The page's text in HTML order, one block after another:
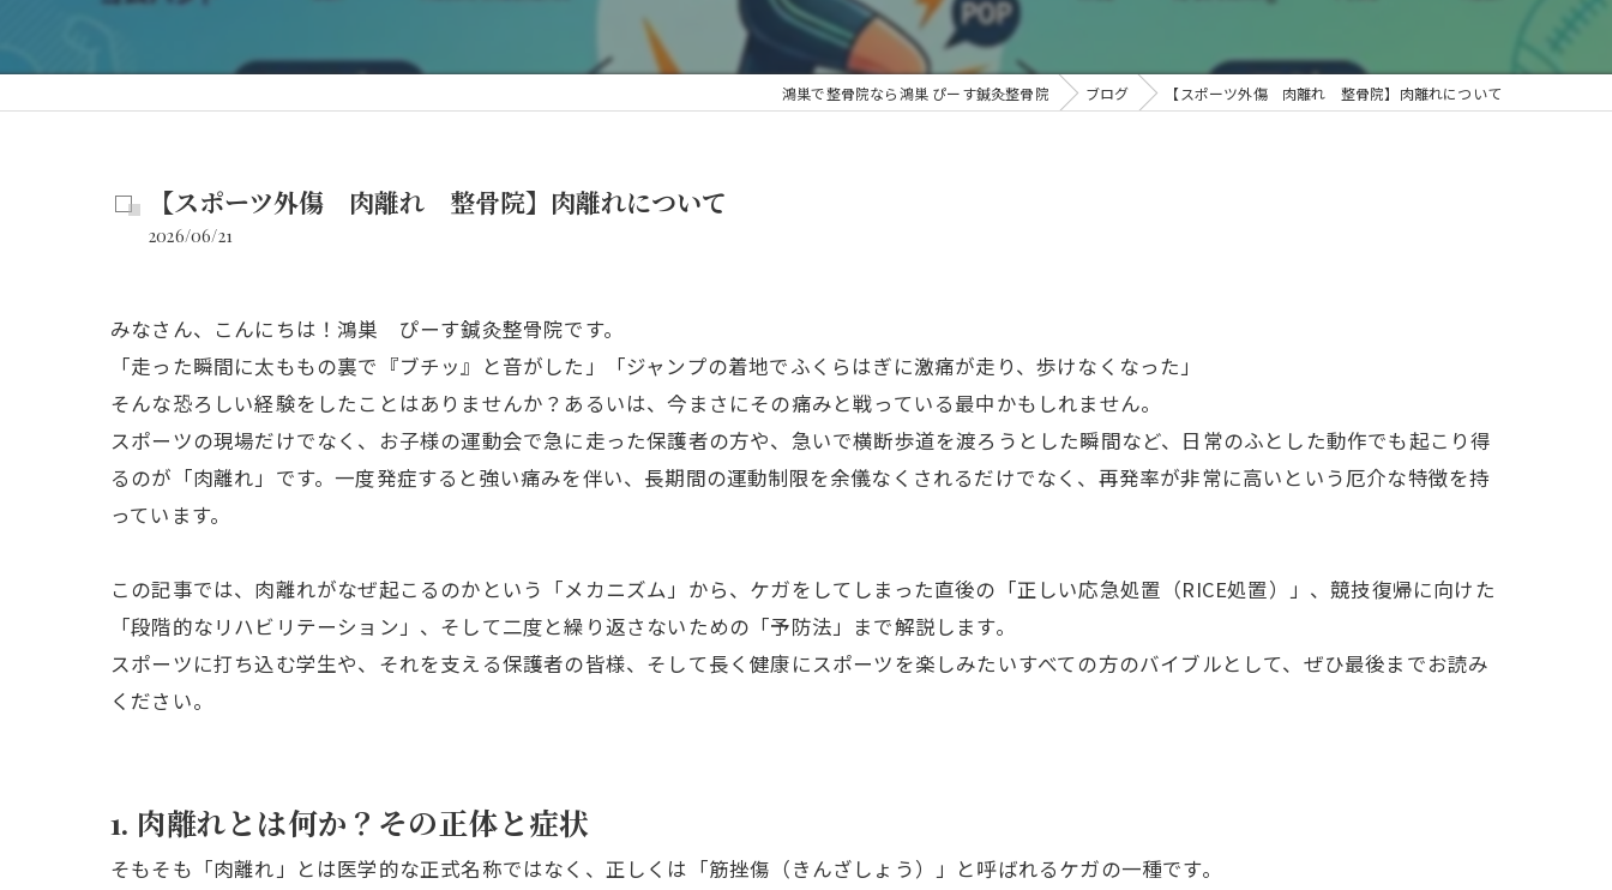
鴻巣で整骨院なら鴻巣 ぴーす鍼灸整骨院 ブログ 【スポーツ外傷 肉離れ 整骨院】肉離れについて
【スポーツ外傷 肉離れ 整骨院】肉離れについて
2026/06/21
みなさん、こんにちは！鴻巣 ぴーす鍼灸整骨院です。
「走った瞬間に太ももの裏で『ブチッ』と音がした」「ジャンプの着地でふくらはぎに激痛が走り、歩けなくなった」
そんな恐ろしい経験をしたことはありませんか？あるいは、今まさにその痛みと戦っている最中かもしれません。
スポーツの現場だけでなく、お子様の運動会で急に走った保護者の方や、急いで横断歩道を渡ろうとした瞬間など、日常のふとした動作でも起こり得
るのが「肉離れ」です。一度発症すると強い痛みを伴い、長期間の運動制限を余儀なくされるだけでなく、再発率が非常に高いという厄介な特徴を持
っています。
この記事では、肉離れがなぜ起こるのかという「メカニズム」から、ケガをしてしまった直後の「正しい応急処置（RICE処置）」、競技復帰に向けた
「段階的なリハビリテーション」、そして二度と繰り返さないための「予防法」まで解説します。
スポーツに打ち込む学生や、それを支える保護者の皆様、そして長く健康にスポーツを楽しみたいすべての方のバイブルとして、ぜひ最後までお読み
ください。
1. 肉離れとは何か？その正体と症状
そもそも「肉離れ」とは医学的な正式名称ではなく、正しくは「筋挫傷（きんざしょう）」と呼ばれるケガの一種です。